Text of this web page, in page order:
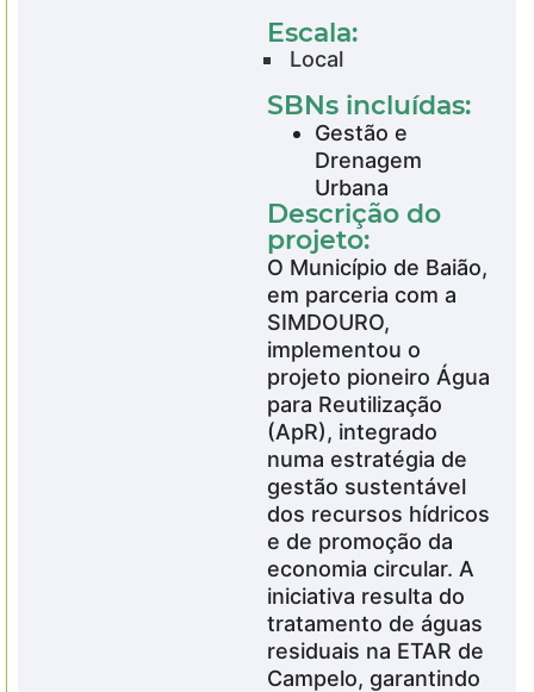
Escala:
Local
SBNs incluídas:
Gestão e
Drenagem
Urbana
Descrição do
projeto:
O Município de Baião,
em parceria com a
SIMDOURO,
implementou o
projeto pioneiro Água
para Reutilização
(ApR), integrado
numa estratégia de
gestão sustentável
dos recursos hídricos
e de promoção da
economia circular. A
iniciativa resulta do
tratamento de águas
residuais na ETAR de
Campelo, garantindo